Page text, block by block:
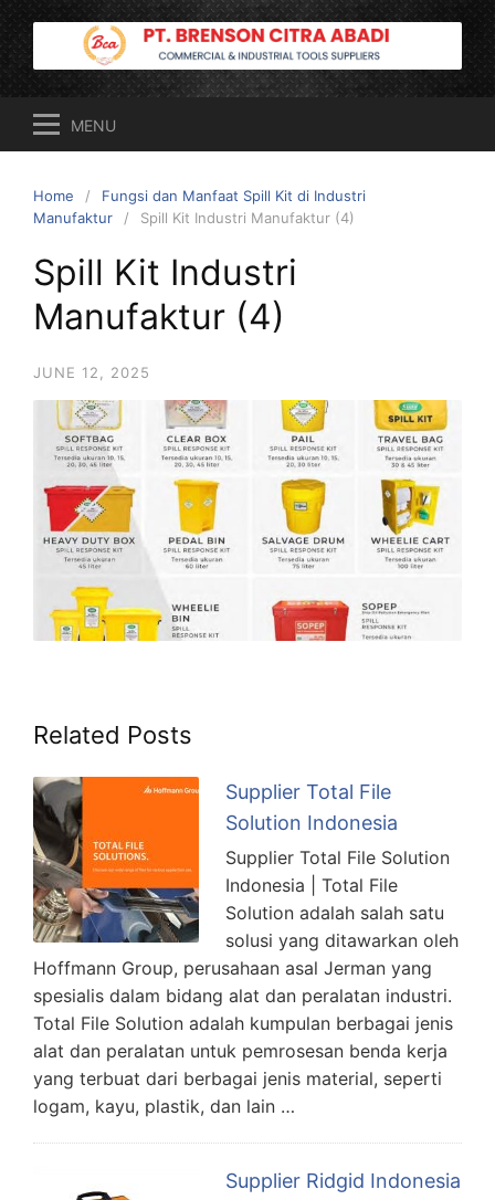
Skip
to
content
MENU
Home
Fungsi dan Manfaat Spill Kit di Industri
Manufaktur
Spill Kit Industri Manufaktur (4)
Spill Kit Industri
Manufaktur (4)
JUNE 12, 2025
Related Posts
Supplier Total File
Solution Indonesia
Supplier Total File Solution
Indonesia | Total File
Solution adalah salah satu
solusi yang ditawarkan oleh
Hoffmann Group, perusahaan asal Jerman yang
spesialis dalam bidang alat dan peralatan industri.
Total File Solution adalah kumpulan berbagai jenis
alat dan peralatan untuk pemrosesan benda kerja
yang terbuat dari berbagai jenis material, seperti
logam, kayu, plastik, dan lain …
Supplier Ridgid Indonesia